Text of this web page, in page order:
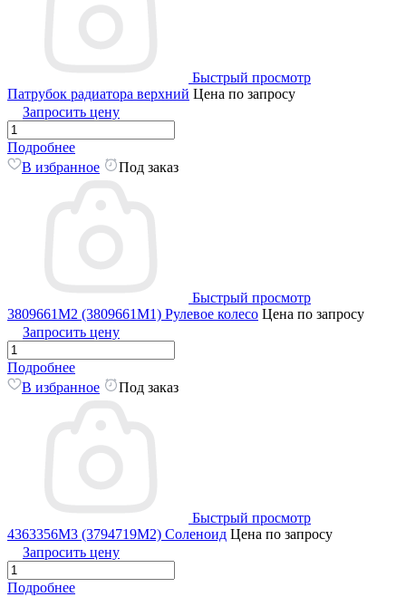
Быстрый просмотр
Патрубок радиатора верхний Цена по запросу
Запросить цену
Подробнее
В избранное
Под заказ
Быстрый просмотр
3809661M2 (3809661M1) Рулевое колесо Цена по запросу
Запросить цену
Подробнее
В избранное
Под заказ
Быстрый просмотр
4363356M3 (3794719M2) Соленоид Цена по запросу
Запросить цену
Подробнее